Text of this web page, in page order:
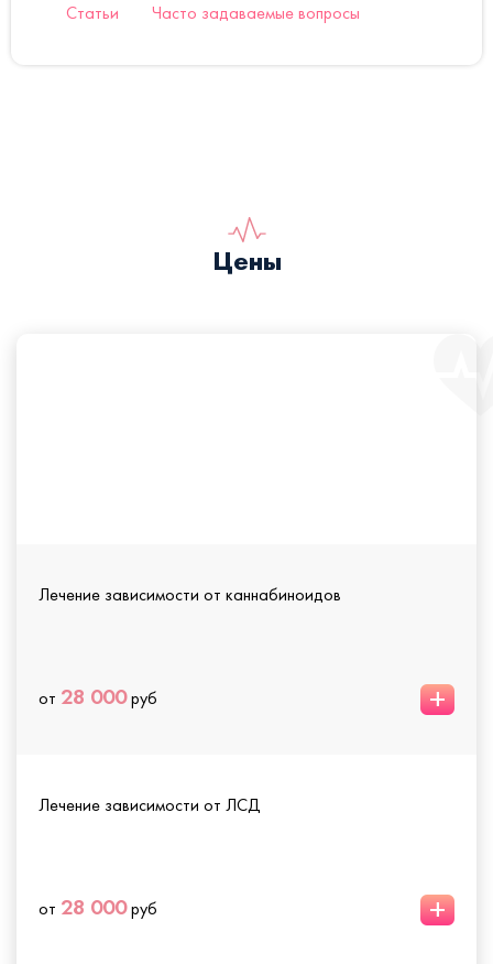
Статьи Часто задаваемые вопросы
Цены
Лечение зависимости от каннабиноидов
от 28 000руб +
Лечение зависимости от ЛСД
от 28 000руб +